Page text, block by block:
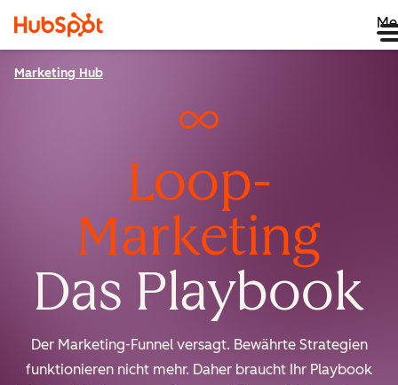
Marketing Hub
Loop-
Marketing
Das Playbook
Der Marketing-Funnel versagt. Bewährte Strategien
funktionieren nicht mehr. Daher braucht Ihr Playbook